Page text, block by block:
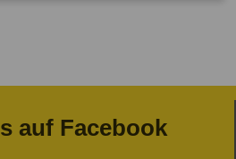
auf Facebook